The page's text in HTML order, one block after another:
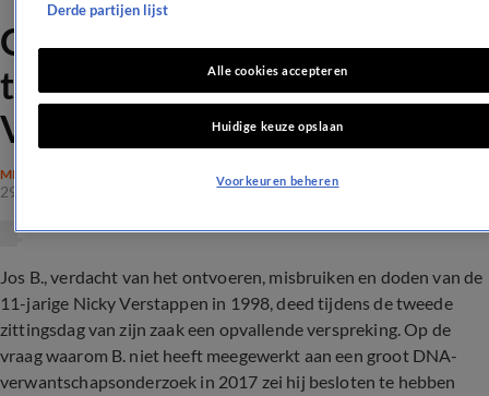
Opvallende versprekingen B.
tijdens strafzaak Nicky
Verstappen
MISDAAD
29 sep 2020, 16:19
Jos B., verdacht van het ontvoeren, misbruiken en doden van de
11-jarige Nicky Verstappen in 1998, deed tijdens de tweede
zittingsdag van zijn zaak een opvallende verspreking. Op de
vraag waarom B. niet heeft meegewerkt aan een groot DNA-
verwantschapsonderzoek in 2017 zei hij besloten te hebben
Derde partijen lijst
Alle cookies accepteren
Huidige keuze opslaan
Voorkeuren beheren